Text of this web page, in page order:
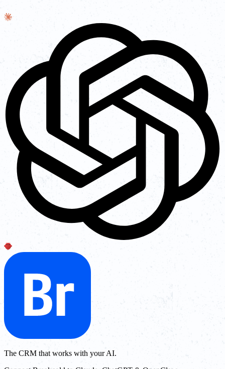
The CRM that works with your AI.